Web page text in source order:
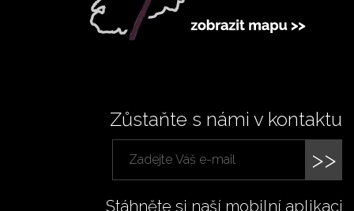
Zůstaňte s námi v kontaktu
>>
Stáhněte si naší mobilní aplikaci